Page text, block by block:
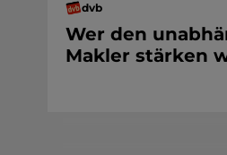
dvb
Wer den
Makler stärken